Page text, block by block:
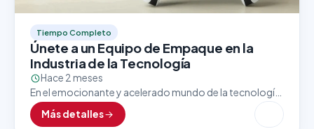
Tiempo Completo
Únete a un Equipo de Empaque en la
Industria de la Tecnología
Hace 2 meses
En el emocionante y acelerado mundo de la tecnología,
el último paso antes de que un producto llegue a manos
del cliente es uno…
Más detalles